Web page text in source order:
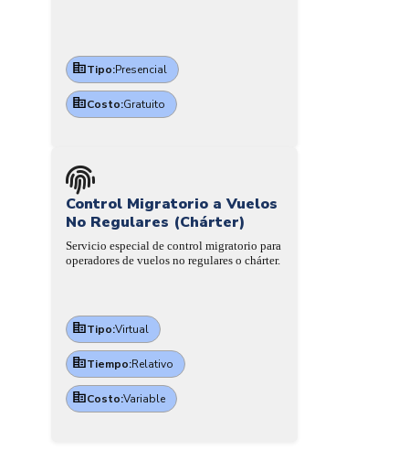
Tipo:Presencial
Costo:Gratuito
Control Migratorio a Vuelos
No Regulares (Chárter)
Servicio especial de control migratorio para
operadores de vuelos no regulares o chárter.
Tipo:Virtual
Tiempo:Relativo
Costo:Variable